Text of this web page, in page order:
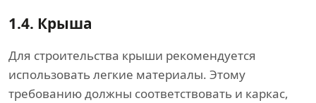
1.4. Крыша
Для строительства крыши рекомендуется
использовать легкие материалы. Этому
требованию должны соответствовать и каркас,